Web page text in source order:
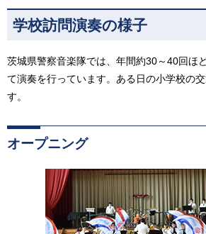
学校訪問演奏の様子
茨城県警察音楽隊では、年間約30～40回ほ
て演奏を行っています。ある日の小学校の
す。
オープニング